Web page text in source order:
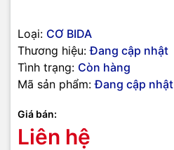
Loại: CƠ BIDA
Thương hiệu: Đang cập nhật
Tình trạng: Còn hàng
Mã sản phẩm: Đang cập nhật
Giá bán:
Liên hệ